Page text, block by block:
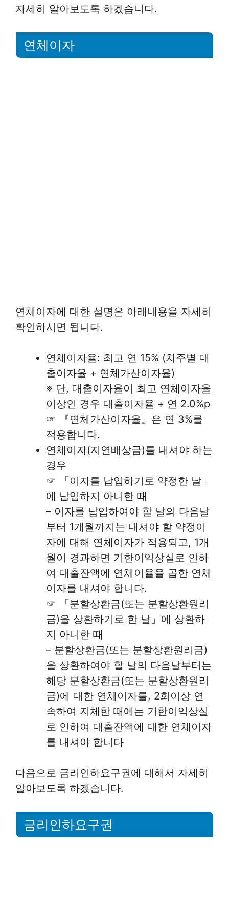
자세히 알아보도록 하겠습니다.
연체이자
연체이자에 대한 설명은 아래내용을 자세히
확인하시면 됩니다.
연체이자율: 최고 연 15% (차주별 대
출이자율 + 연체가산이자율)
※ 단, 대출이자율이 최고 연체이자율
이상인 경우 대출이자율 + 연 2.0%p
☞ 『연체가산이자율』은 연 3%를
적용합니다.
연체이자(지연배상금)를 내셔야 하는
경우
☞ 「이자를 납입하기로 약정한 날」
에 납입하지 아니한 때
– 이자를 납입하여야 할 날의 다음날
부터 1개월까지는 내셔야 할 약정이
자에 대해 연체이자가 적용되고, 1개
월이 경과하면 기한이익상실로 인하
여 대출잔액에 연체이율을 곱한 연체
이자를 내셔야 합니다.
☞ 「분할상환금(또는 분할상환원리
금)을 상환하기로 한 날」에 상환하
지 아니한 때
– 분할상환금(또는 분할상환원리금)
을 상환하여야 할 날의 다음날부터는
해당 분할상환금(또는 분할상환원리
금)에 대한 연체이자를, 2회이상 연
속하여 지체한 때에는 기한이익상실
로 인하여 대출잔액에 대한 연체이자
를 내셔야 합니다
다음으로 금리인하요구권에 대해서 자세히
알아보도록 하겠습니다.
금리인하요구권